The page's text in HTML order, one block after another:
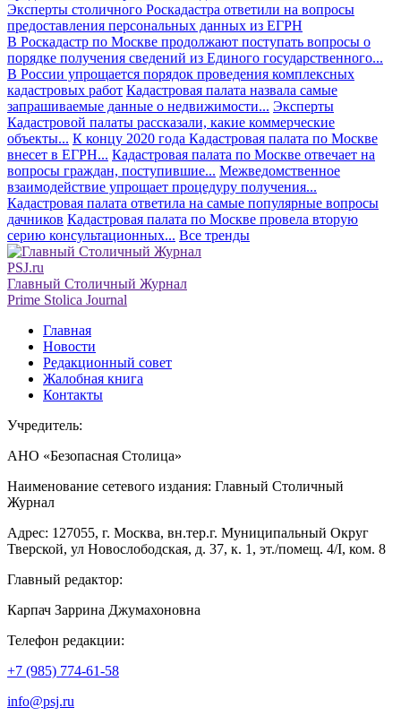
Эксперты столичного Роскадастра ответили на вопросы
предоставления персональных данных из ЕГРН
В Роскадастр по Москве продолжают поступать вопросы о
порядке получения сведений из Единого государственного...
В России упрощается порядок проведения комплексных
кадастровых работ Кадастровая палата назвала самые
запрашиваемые данные о недвижимости... Эксперты
Кадастровой палаты рассказали, какие коммерческие
объекты... К концу 2020 года Кадастровая палата по Москве
внесет в ЕГРН... Кадастровая палата по Москве отвечает на
вопросы граждан, поступившие... Межведомственное
взаимодействие упрощает процедуру получения...
Кадастровая палата ответила на самые популярные вопросы
дачников Кадастровая палата по Москве провела вторую
серию консультационных... Все тренды
PSJ.ru
Главный Столичный Журнал
Prime Stolica Journal
Главная
Новости
Редакционный совет
Жалобная книга
Контакты
Учредитель:
АНО «Безопасная Столица»
Наименование сетевого издания: Главный Столичный
Журнал
Адрес: 127055, г. Москва, вн.тер.г. Муниципальный Округ
Тверской, ул Новослободская, д. 37, к. 1, эт./помещ. 4/I, ком. 8
Главный редактор:
Карпач Заррина Джумахоновна
Телефон редакции:
+7 (985) 774-61-58
info@psj.ru